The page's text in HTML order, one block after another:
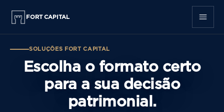
FORT CAPITAL
SOLUÇÕES FORT CAPITAL
Escolha o formato certo
para a sua decisão
patrimonial.